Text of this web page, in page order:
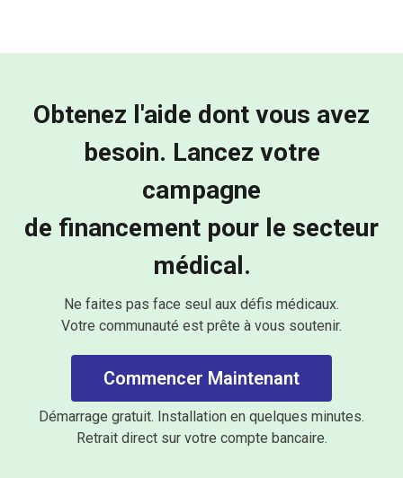
Obtenez l'aide dont vous avez
besoin. Lancez votre
campagne
de financement pour le secteur
médical.
Ne faites pas face seul aux défis médicaux.
Votre communauté est prête à vous soutenir.
Commencer Maintenant
Démarrage gratuit. Installation en quelques minutes.
Retrait direct sur votre compte bancaire.